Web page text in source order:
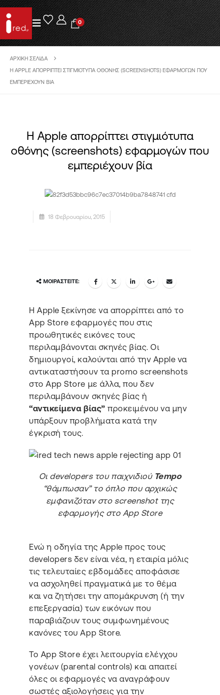
0
ΑΡΧΙΚΉ ΣΕΛΊΔΑ
Η APPLE ΑΠΟΡΡΊΠΤΕΙ ΣΤΙΓΜΙΌΤΥΠΑ ΟΘΌΝΗΣ (SCREENSHOTS) ΕΦΑΡΜΟΓΏΝ ΠΟΥ
ΕΜΠΕΡΙΈΧΟΥΝ ΒΊΑ
Η Apple απορρίπτει στιγμιότυπα
οθόνης (screenshots) εφαρμογών που
εμπεριέχουν βία
18 Φεβρουαρίου, 2015
ΜΟΙΡΑΣΤΕΊΤΕ:
H Apple ξεκίνησε να απορρίπτει από το
App Store εφαρμογές που στις
προωθητικές εικόνες τους
περιλαμβάνονται σκηνές βίας. Οι
δημιουργοί, καλούνται από την Apple να
αντικαταστήσουν τα promo screenshots
στο App Store με άλλα, που δεν
περιλαμβάνουν σκηνές βίας ή
“αντικείμενα βίας” προκειμένου να μην
υπάρξουν προβλήματα κατά την
έγκρισή τους.
Οι developers του παιχνιδιού Tempo
“θάμπωσαν” το όπλο που αρχικώς
εμφανιζόταν στο screenshot της
εφαρμογής στο App Store
Ενώ η οδηγία της Apple προς τους
developers δεν είναι νέα, η εταιρία μόλις
τις τελευταίες εβδομάδες αποφάσισε
να ασχοληθεί πραγματικά με το θέμα
και να ζητήσει την απομάκρυνση (ή την
επεξεργασία) των εικόνων που
παραβιάζουν τους συμφωνημένους
κανόνες του App Store.
Το App Store έχει λειτουργία ελέγχου
γονέων (parental controls) και απαιτεί
όλες οι εφαρμογές να αναγράφουν
σωστές αξιολογήσεις για την